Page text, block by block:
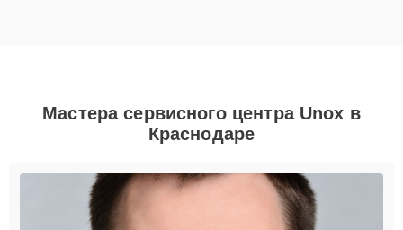
Мастера сервисного центра Unox в
Краснодаре